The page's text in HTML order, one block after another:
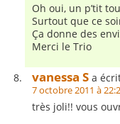
Oh oui, un p’tit
Surtout que ce
Ça donne des
Merci le Trio
vanessa S a
7 octobre 2011 à
très joli!! vous